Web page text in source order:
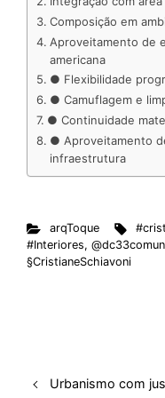
d
I
n
o
o
k
A
p
Composição em
Aproveitamento de
americana
● Flexibilidade
● Camuflagem e
● Continuidade
● Aproveitamento
infraestrutura
arqToque
#Interiores,
§CristianeSchiavoni
Urbanismo com